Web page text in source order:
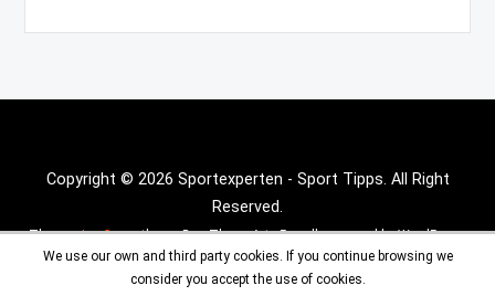
Copyright © 2026 Sportexperten - Sport Tipps. All Right
Reserved.
Theme :Inx Gametheme By aThemeArt - Proudly powered by WordPress.
We use our own and third party cookies. If you continue browsing we
consider you accept the use of cookies.